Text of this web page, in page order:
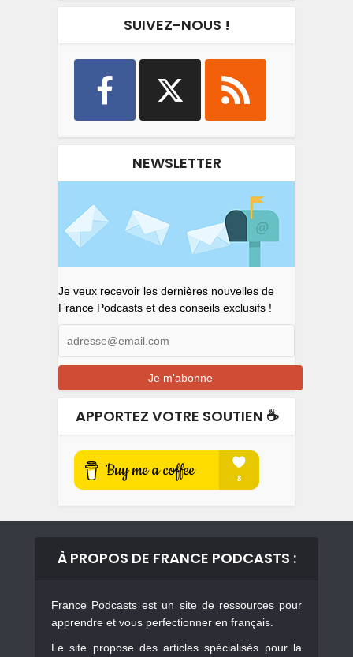
SUIVEZ-NOUS !
NEWSLETTER
Je veux recevoir les dernières nouvelles de
France Podcasts et des conseils exclusifs !
APPORTEZ VOTRE SOUTIEN ☕️
À PROPOS DE FRANCE PODCASTS :
France Podcasts est un site de ressources pour
apprendre et vous perfectionner en français.
Le site propose des articles spécialisés pour la